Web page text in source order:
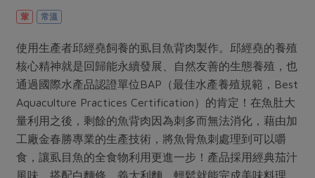
日用品
最新產品
素食專區
養身食補
節慶大餐
把最好的台灣味帶回家！
綠主張月刊
典藏閱覽室
最新消息
媒體報導
下載專區
地區活動
社務會議 地區活動
葷 常溫
使用生產者邱經堯飼養的虱目魚背肉製作。邱經堯的養殖
核心精神就是回歸能永續發展、自然友善的生態養殖，也
通過國際水產品認證單位BAP（最佳水產養殖規範，Best
Aquaculture Practices Certification）的肯定！在魚肚大
量利用之後，剩餘的魚背肉因為刺多而無法消化，藉由加
工廠金春勝專業的生產技術，將魚骨魚刺處理到可以嚼
食，讓虱目魚的全食物利用更進一步！產品採用經典茄汁
風味，搭配白麵條、義大利麵，輕鬆就能完成美味料理。